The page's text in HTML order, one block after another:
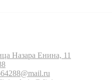
Назара Енина, 11